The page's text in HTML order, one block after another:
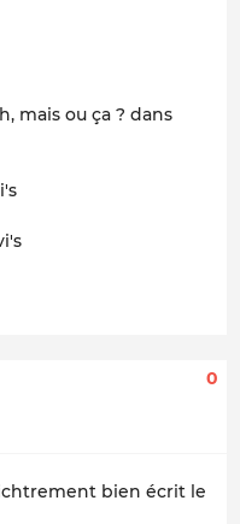
mais ou ça ? dans
0
bien écrit le